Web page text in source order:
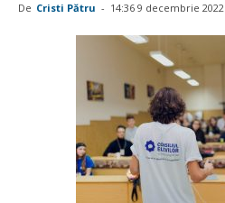
De Cristi Pătru - 14:36 9 decembrie 2022